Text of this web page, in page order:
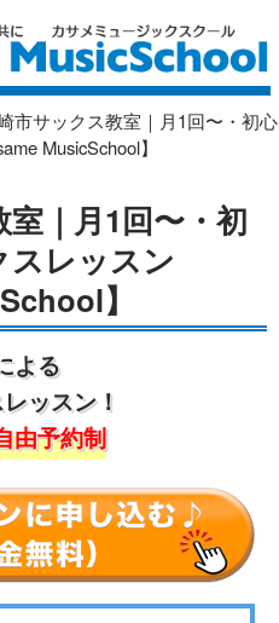
市サックス教室｜月1回〜・初心
MusicSchool】
｜月1回〜・初
スレッスン
】
よる
ッスン！
由予約制